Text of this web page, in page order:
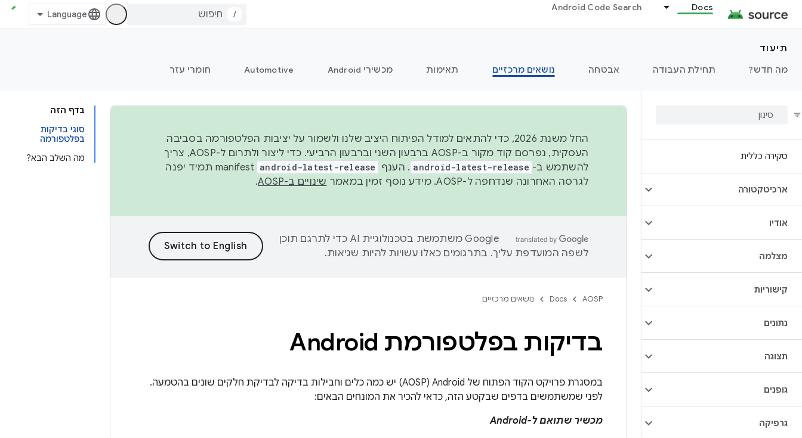
Docs
Android Code Search
/
תיעוד
מה חדש?
תחילת העבודה אבטחה נושאים מרכזיים תאימות מכשירי Android Automotive חומרי עזר
סקירה כללית
ארכיטקטורה
אודיו
מצלמה
קישוריות
נתונים
תצוגה
גופנים
גרפיקה
בדף הזה
סוגי בדיקות
בפלטפורמה
מה השלב הבא?
החל משנת 2026, כדי להתאים למודל הפיתוח היציב שלנו ולשמור על יציבות הפלטפורמה בסביבה
העסקית, נפרסם קוד מקור ב-AOSP ברבעון השני וברבעון הרביעי. כדי ליצור ולתרום ל-AOSP, צריך
להשתמש ב- android-latest-release . הענף android-latest-release
manifest תמיד יפנה
לגרסה האחרונה שנדחפה ל-AOSP. מידע נוסף זמין במאמר
שינויים ב-AOSP .
‫Google משתמשת בטכנולוגיית AI כדי לתרגם תוכן
לשפה המועדפת עליך. בתרגומים כאלו עשויות להיות שגיאות.
AOSP
Docs נושאים מרכזיים
בדיקות בפלטפורמת Android
במסגרת פרויקט הקוד הפתוח של Android‏ (AOSP) יש כמה כלים וחבילות בדיקה לבדיקת חלקים שונים בהטמעה.
לפני שמשתמשים בדפים שבקטע הזה, כדאי להכיר את המונחים הבאים:
מכשיר שתואם ל-Android